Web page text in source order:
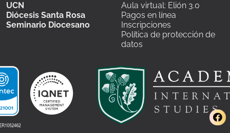
UCN
Diócesis Santa Rosa
Seminario Diocesano
Aula virtual: Elión 3.0
Pagos en línea
Inscripciones
Política de protección de
datos